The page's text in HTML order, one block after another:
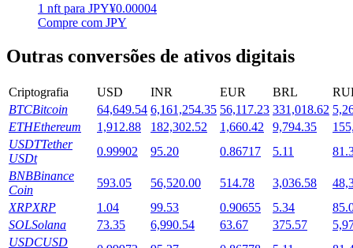
Launchpool
Staking flexível para ganhar tokens populares.
1 nft para JPY¥0.00004
Compre com JPY
Outras conversões de ativos digitais
Criptografia USD INR EUR BRL
BTCBitcoin 64,649.54 6,161,254.35 56,117.23 331,018.62
ETHEthereum 1,912.88 182,302.52 1,660.42 9,794.35
USDTTether
USDt
0.99902 95.20 0.86717 5.11
BNBBinance
Coin
593.05 56,520.00 514.78 3,036.58
XRPXRP 1.04 99.53 0.90655 5.34
SOLSolana 73.35 6,990.54 63.67 375.57
USDCUSD